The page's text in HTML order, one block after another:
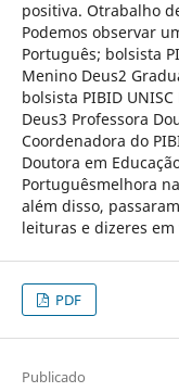
positiva. Otrabalho
Podemos observar
Português; bolsista
Menino Deus2
bolsista PIBID
Deus3 Professora
Coordenadora do
Doutora em
Portuguêsmelhora
além disso,
leituras e dizeres
PDF
Publicado